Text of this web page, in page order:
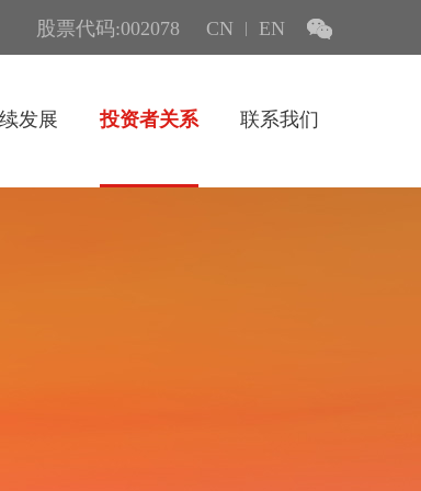
股票代码:002078 CN EN
发展 投资者关系 联系我们